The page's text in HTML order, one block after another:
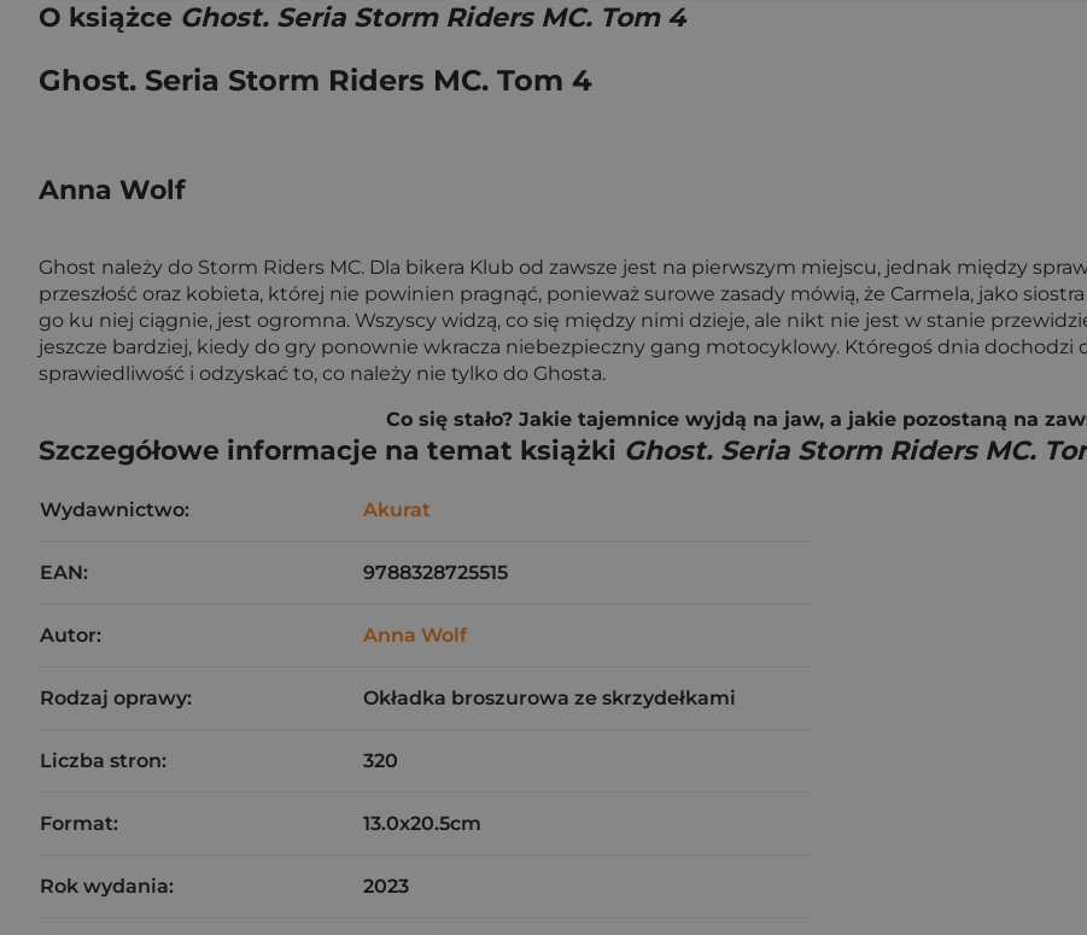
O książce Ghost. Seria Storm Riders MC. Tom 4
Ghost. Seria Storm Riders MC. Tom 4
Anna Wolf
Ghost należy do Storm Riders MC. Dla bikera Klub od zawsze jest na pierwszym miejscu, jednak między
przeszłość oraz kobieta, której nie powinien pragnąć, ponieważ surowe zasady mówią, że Carmela, jako
go ku niej ciągnie, jest ogromna. Wszyscy widzą, co się między nimi dzieje, ale nikt nie jest w stanie
jeszcze bardziej, kiedy do gry ponownie wkracza niebezpieczny gang motocyklowy. Któregoś dnia dochodzi
sprawiedliwość i odzyskać to, co należy nie tylko do Ghosta.
Co się stało? Jakie tajemnice wyjdą na jaw, a jakie pozostaną na
Szczegółowe informacje na temat książki Ghost. Seria Storm Riders MC.
Wydawnictwo: Akurat
EAN: 9788328725515
Autor: Anna Wolf
Rodzaj oprawy: Okładka broszurowa ze skrzydełkami
Liczba stron: 320
Format: 13.0x20.5cm
Rok wydania: 2023